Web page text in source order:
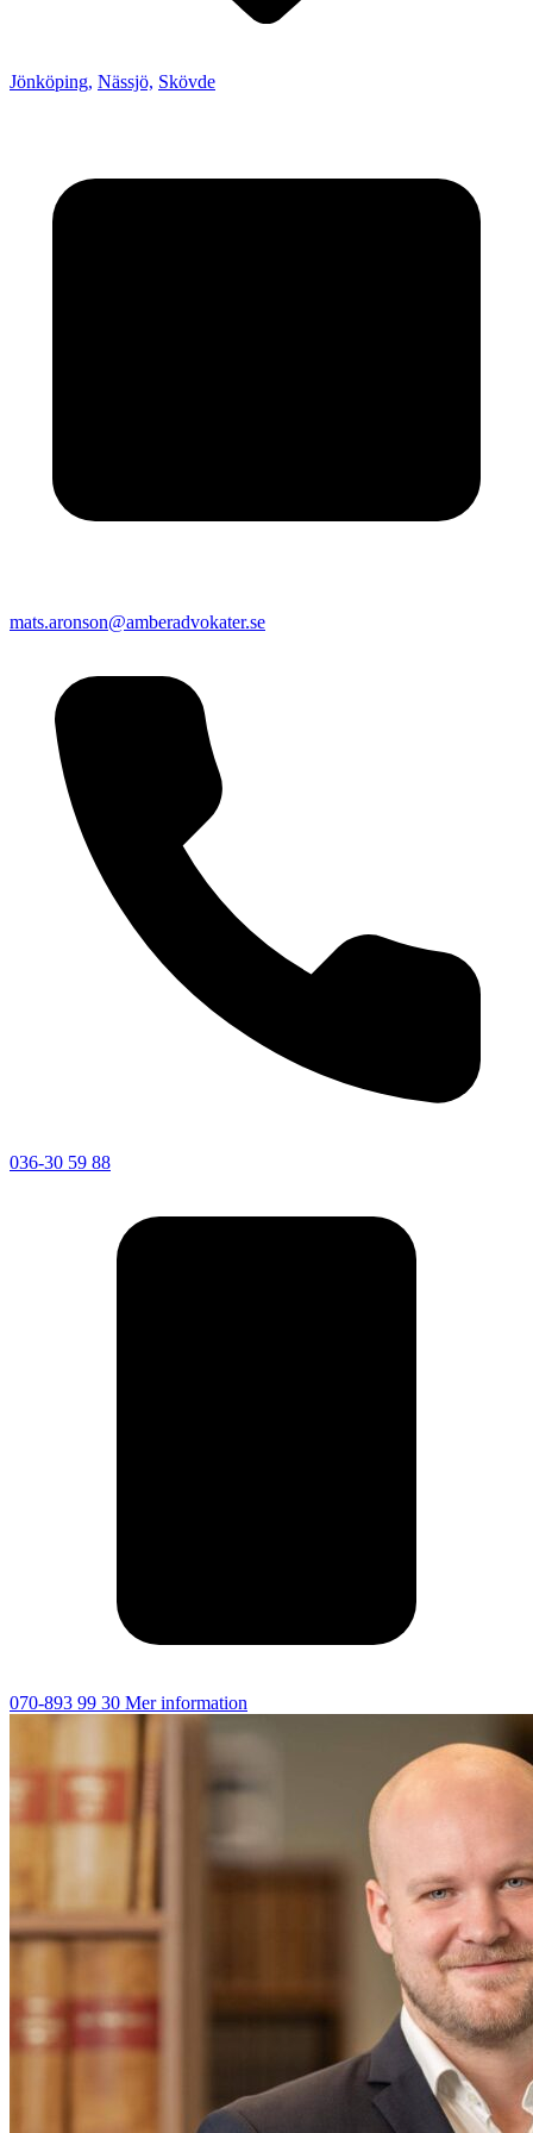
Jönköping, Nässjö, Skövde
mats.aronson@amberadvokater.se
036-30 59 88
070-893 99 30 Mer information